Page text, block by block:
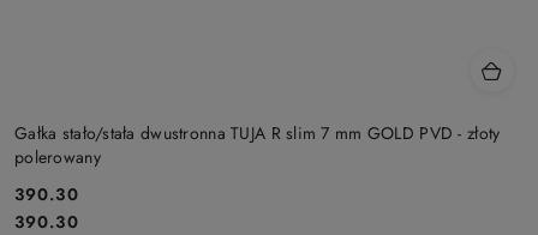
Gałka stało/stała dwustronna TUJA R slim 7 mm GOLD PVD - złoty
polerowany
Cena:
390.30
Cena:
390.30